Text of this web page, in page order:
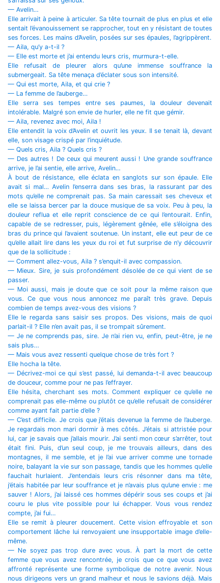
— Avelin…
Elle arrivait à peine à articuler. Sa tête tournait de plus en plus et elle
sentait l’évanouissement se rapprocher, tout en y résistant de toutes
ses forces. Les mains d’Avelin, posées sur ses épaules, l’agrippèrent.
— Aila, qu’y a-t-il ?
— Elle est morte et j’ai entendu leurs cris, murmura-t-elle.
Elle refusait de pleurer alors qu’une immense souffrance la
submergeait. Sa tête menaça d’éclater sous son intensité.
— Qui est morte, Aila, et qui crie ?
— La femme de l’auberge…
Elle serra ses tempes entre ses paumes, la douleur devenait
intolérable. Malgré son envie de hurler, elle ne fit que gémir.
— Aila, revenez avec moi, Aila !
Elle entendit la voix d’Avelin et ouvrit les yeux. Il se tenait là, devant
elle, son visage crispé par l’inquiétude.
— Quels cris, Aila ? Quels cris ?
— Des autres ! De ceux qui meurent aussi ! Une grande souffrance
arrive, je l’ai sentie, elle arrive, Avelin…
À bout de résistance, elle éclata en sanglots sur son épaule. Elle
avait si mal… Avelin l’enserra dans ses bras, la rassurant par des
mots qu’elle ne comprenait pas. Sa main caressait ses cheveux et
elle se laissa bercer par la douce musique de sa voix. Peu à peu, la
douleur reflua et elle reprit conscience de ce qui l’entourait. Enfin,
capable de se redresser, puis, légèrement gênée, elle s’éloigna des
bras du prince qui l’avaient soutenue. Un instant, elle eut peur de ce
qu’elle allait lire dans les yeux du roi et fut surprise de n’y découvrir
que de la sollicitude :
— Comment allez-vous, Aila ? s’enquit-il avec compassion.
— Mieux. Sire, je suis profondément désolée de ce qui vient de se
passer.
— Moi aussi, mais je doute que ce soit pour la même raison que
vous. Ce que vous nous annoncez me paraît très grave. Depuis
combien de temps avez-vous des visions ?
Elle le regarda sans saisir ses propos. Des visions, mais de quoi
parlait-il ? Elle n’en avait pas, il se trompait sûrement.
— Je ne comprends pas, sire. Je n’ai rien vu, enfin, peut-être, je ne
sais plus…
— Mais vous avez ressenti quelque chose de très fort ?
Elle hocha la tête.
— Décrivez-moi ce qui s’est passé, lui demanda-t-il avec beaucoup
de douceur, comme pour ne pas l’effrayer.
Elle hésita, cherchant ses mots. Comment expliquer ce qu’elle ne
comprenait pas elle-même ou plutôt ce qu’elle refusait de considérer
comme ayant fait partie d’elle ?
— C’est difficile. Je crois que j’étais devenue la femme de l’auberge.
Je regardais mon mari dormir à mes côtés. J’étais si attristée pour
lui, car je savais que j’allais mourir. J’ai senti mon cœur s’arrêter, tout
était fini. Puis, d’un seul coup, je me trouvais ailleurs, dans des
montagnes, il me semble, et je l’ai vue arriver comme une tornade
noire, balayant la vie sur son passage, tandis que les hommes qu’elle
fauchait hurlaient. J’entendais leurs cris résonner dans ma tête,
j’étais habitée par leur souffrance et je n’avais plus qu’une envie : me
sauver ! Alors, j’ai laissé ces hommes dépérir sous ses coups et j’ai
couru le plus vite possible pour lui échapper. Vous vous rendez
compte, j’ai fui…
Elle se remit à pleurer doucement. Cette vision effroyable et son
comportement lâche lui renvoyaient une insupportable image d’elle-
même.
— Ne soyez pas trop dure avec vous. À part la mort de cette
femme que vous avez rencontrée, je crois que ce que vous avez
affronté représente une forme symbolique de notre avenir. Nous
nous dirigeons vers un grand malheur et nous le savions déjà. Mais